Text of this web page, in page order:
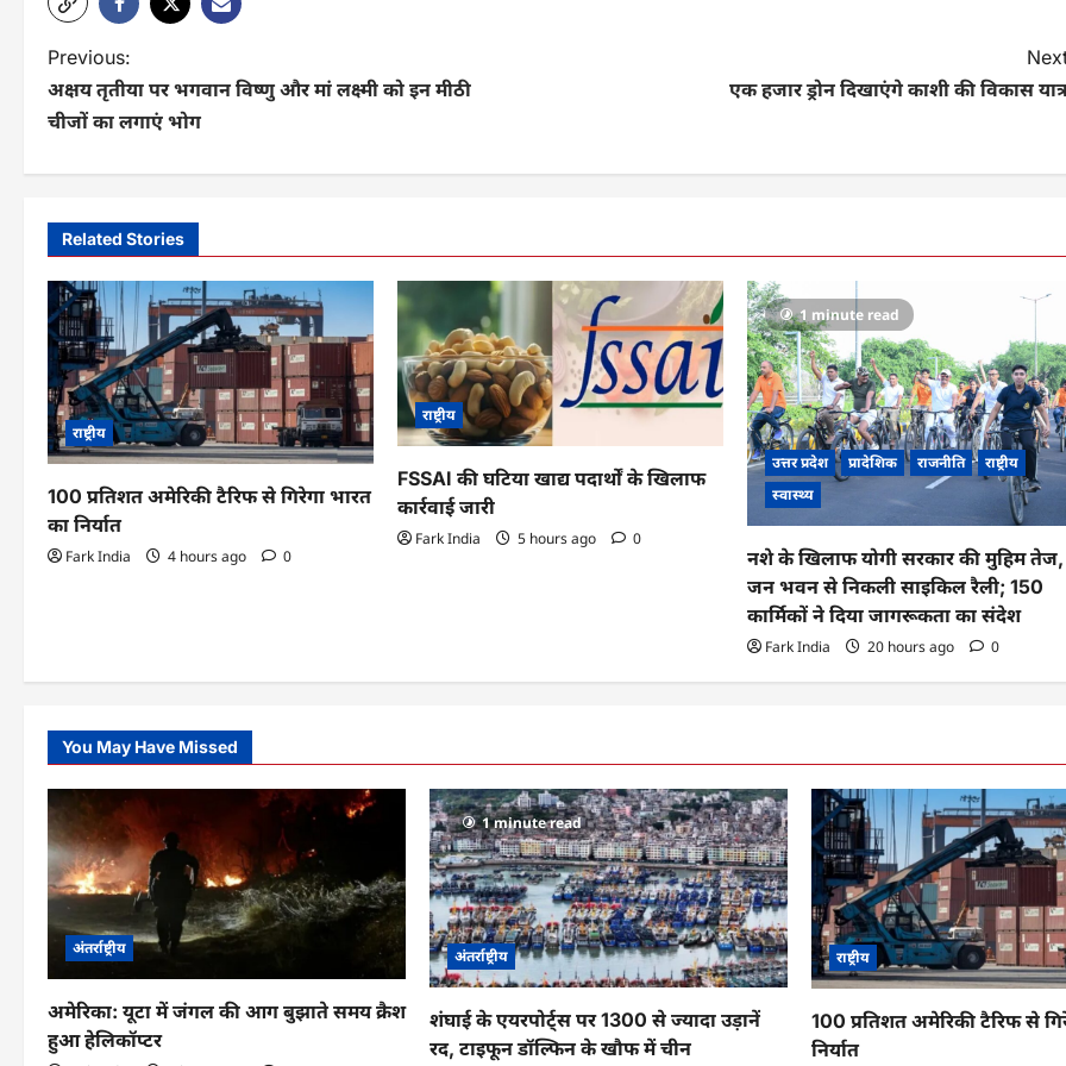
P
o
n
a
v
g
a
t
i
Previous:
अक्षय तृतीया पर भगवान विष्णु और मां लक्ष्मी को इन मीठी
चीजों का लगाएं भोग
एक हजार ड्रोन दिखाएंगे काशी की विकास
Related Stories
राष्ट्रीय
100 प्रतिशत अमेरिकी टैरिफ से गिरेगा भारत
का निर्यात
Fark India 4 hours ago 0
राष्ट्रीय
FSSAI की घटिया खाद्य पदार्थों के खिलाफ
कार्रवाई जारी
Fark India 5 hours ago 0
1 minute read
उत्तर प्रदेश प्रादेशिक राजनीति
राष्ट्रीय
स्वास्थ्य
नशे के खिलाफ योगी सरकार की मुहिम तेज,
जन भवन से निकली साइकिल रैली; 150
कार्मिकों ने दिया जागरूकता का संदेश
Fark India 20 hours ago 0
You May Have Missed
अंतर्राष्ट्रीय
अमेरिका: यूटा में जंगल की आग बुझाते समय क्रैश
हुआ हेलिकॉप्टर
1 minute read
अंतर्राष्ट्रीय
शंघाई के एयरपोर्ट्स पर 1300 से ज्यादा उड़ानें
रद, टाइफून डॉल्फिन के खौफ में चीन
राष्ट्रीय
100 प्रतिशत अमेरिकी टैरिफ से
निर्यात